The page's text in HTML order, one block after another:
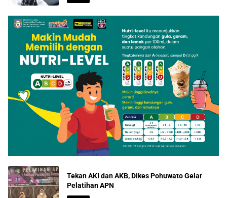
Tekan AKI dan AKB, Dikes Pohuwato Gelar
Pelatihan APN